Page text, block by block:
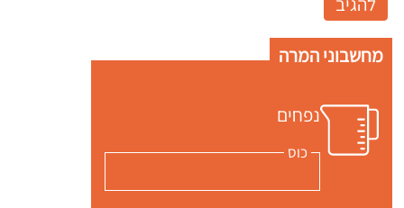
מחשבוני המרה
נפחים
כוס